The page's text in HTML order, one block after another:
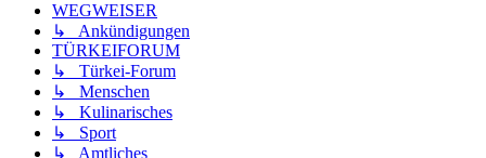
WEGWEISER
↳ Ankündigungen
TÜRKEIFORUM
↳ Türkei-Forum
↳ Menschen
↳ Kulinarisches
↳ Sport
↳ Amtliches